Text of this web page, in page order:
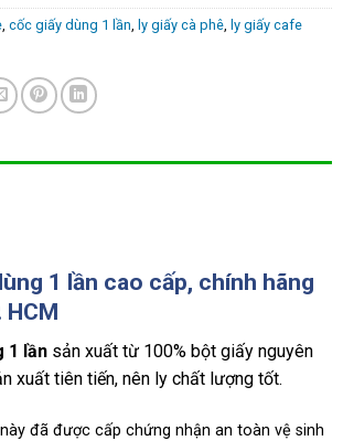
cốc giấy dùng 1 lần ly giấy cà phê ly giấy cafe
1 lần cao cấp, chính hãng
HCM
1 lần sản xuất từ 100% bột giấy nguyên
xuất tiên tiến, nên ly chất lượng tốt.
này đã được cấp chứng nhận an toàn vệ sinh